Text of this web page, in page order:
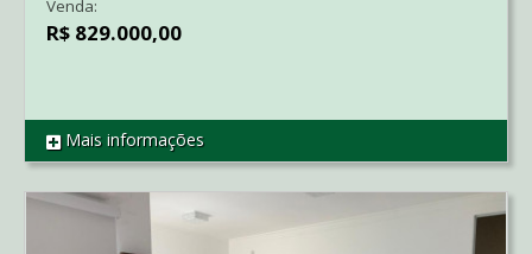
REF AP3117
Venda:
R$ 829.000,00
Mais informações